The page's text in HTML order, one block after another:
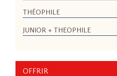
THÉOPHILE
JUNIOR + THEOPHILE
OFFRIR